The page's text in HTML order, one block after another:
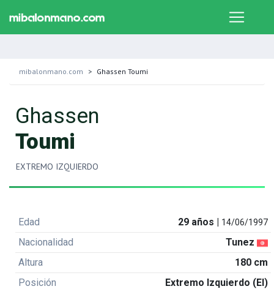
mibalonmano.com Ghassen Toumi
Ghassen
Toumi
EXTREMO IZQUIERDO
Edad 29 años | 14/06/1997
Nacionalidad
Tunez
Altura
180 cm
Posición
Extremo Izquierdo (EI)